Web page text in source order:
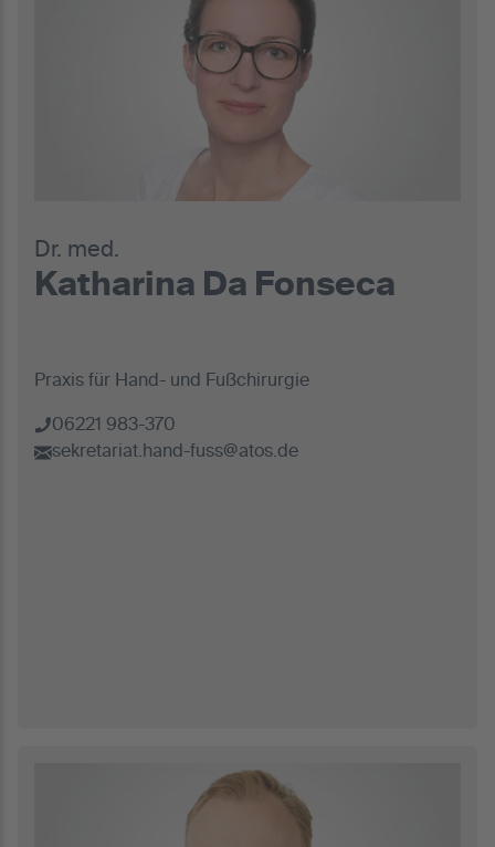
Dr. med.
Katharina Da Fonseca
Praxis für Hand- und Fußchirurgie
06221 983-370
sekretariat.hand-fuss@atos.de